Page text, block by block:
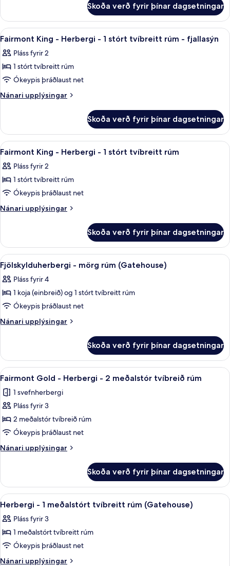
-
stórt
tvíbreitt
rúm
-
fjallasýn
Gold
Herbergi
stórt
tvíbreitt
rúm
-
fjallasýn
Skoða verð fyrir þínar dagsetningar
Skoða
allar
myndir
fyrir
Fairmont
King
-
stórt
tvíbreitt
rúm
-
fjallasýn
Rúmföt af bestu gerð, dúnsængur,
6
Fairmont King - Herbergi - 1 stórt tvíbreitt rúm - fjallasýn
Pláss fyrir 2
1 stórt tvíbreitt rúm
Ókeypis þráðlaust net
Nánari upplýsingar
Nánari
King
Herbergi
stórt
tvíbreitt
rúm
-
fjallasýn
Skoða verð fyrir þínar dagsetningar
Skoða
allar
myndir
fyrir
Fairmont
King
-
stórt
tvíbreitt
rúm
Rúmföt af bestu gerð, dúnsængur,
5
Fairmont King - Herbergi - 1 stórt tvíbreitt rúm
Pláss fyrir 2
1 stórt tvíbreitt rúm
Ókeypis þráðlaust net
Nánari upplýsingar
Nánari
King
Herbergi
stórt
tvíbreitt
rúm
Skoða verð fyrir þínar dagsetningar
Skoða
allar
myndir
fyrir
Fjölskylduherbergi
-
(Gatehouse)
Fjölskylduherbergi - mörg rúm
15
Fjölskylduherbergi - mörg rúm (Gatehouse)
Pláss fyrir 4
1 koja (einbreið) og 1 stórt tvíbreitt rúm
Ókeypis þráðlaust net
Nánari upplýsingar
Nánari
-
mörg
rúm
Skoða verð fyrir þínar dagsetningar
Skoða
allar
myndir
fyrir
Fairmont
Gold
-
Herbergi
2
meðalstór
tvíbreið
rúm
Rúmföt af bestu gerð, dúnsængur,
7
Fairmont Gold - Herbergi - 2 meðalstór tvíbreið rúm
1 svefnherbergi
Pláss fyrir 3
2 meðalstór tvíbreið rúm
Ókeypis þráðlaust net
Nánari upplýsingar
Nánari
Gold
Herbergi
2
meðalstór
tvíbreið
rúm
Skoða verð fyrir þínar dagsetningar
Skoða
allar
myndir
fyrir
Herbergi
-
Rúmföt af bestu gerð, dúnsængur,
11
Herbergi - 1 meðalstórt tvíbreitt rúm (Gatehouse)
Pláss fyrir 3
1 meðalstórt tvíbreitt rúm
Ókeypis þráðlaust net
Nánari upplýsingar
Nánari